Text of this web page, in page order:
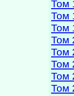
Том
Том
Том
Том
Том
Том
Том
Том